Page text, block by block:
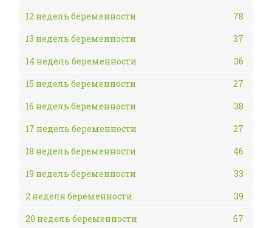
12 недель беременности
78
13 недель беременности
37
14 недель беременности
36
15 недель беременности
27
16 недель беременности
38
17 недель беременности
27
18 недель беременности
46
19 недель беременности
33
2 неделя беременности
39
20 недель беременности
67